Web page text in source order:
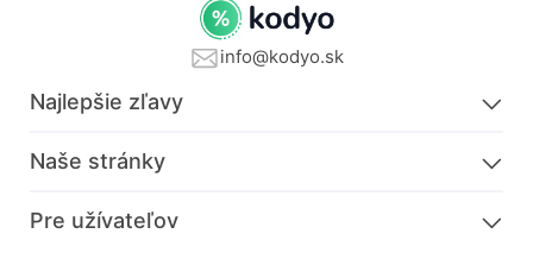
info@kodyo.sk
Najlepšie zľavy
Naše stránky
Pre užívateľov